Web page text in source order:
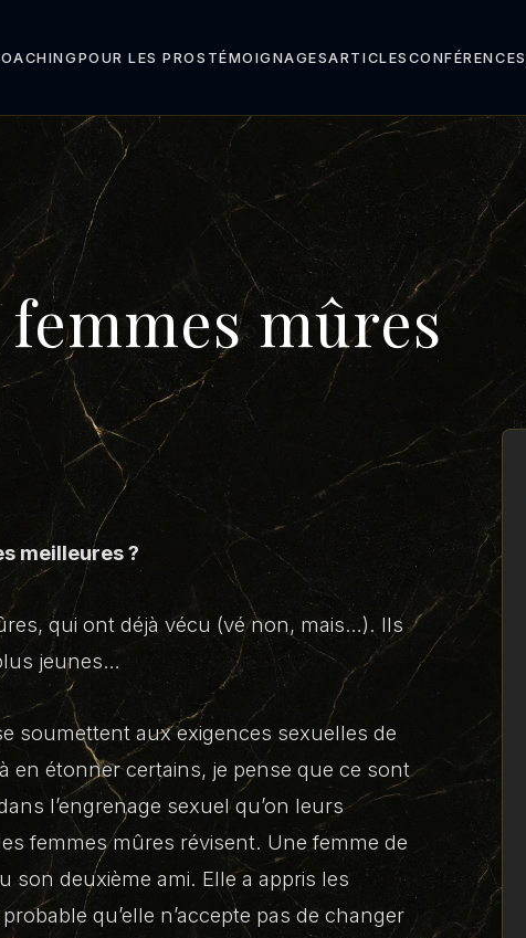
POUR LES PROS TÉMOIGNAGESARTICLES CONFÉRENCES
femmes mûres
meilleures ?
qui ont déjà vécu (vé non, mais…). Ils
jeunes…
soumettent aux exigences sexuelles de
en étonner certains, je pense que ce sont
l’engrenage sexuel qu’on leurs
femmes mûres révisent. Une femme de
son deuxième ami. Elle a appris les
qu’elle n’accepte pas de changer